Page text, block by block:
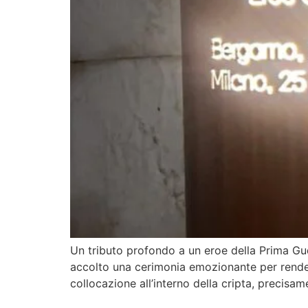
Un tributo profondo a un eroe della Prima
accolto una cerimonia emozionante per
collocazione all’interno della cripta,